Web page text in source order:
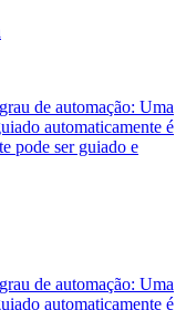
de automação: Uma
automaticamente é
pode ser guiado e
de automação: Uma
automaticamente é